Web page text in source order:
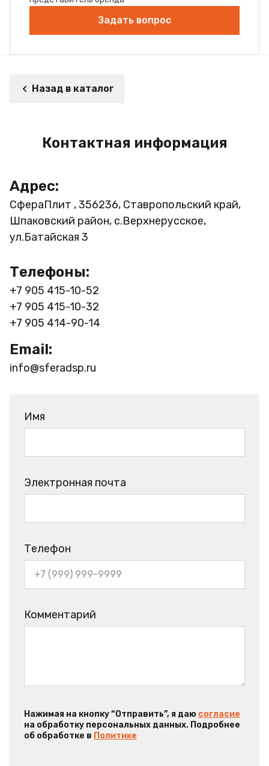
Задать вопрос
Назад в каталог
Контактная информация
Адрес:
СфераПлит , 356236, Ставропольский край,
Шпаковский район, с.Верхнерусское,
ул.Батайская 3
Телефоны:
+7 905 415-10-52
+7 905 415-10-32
+7 905 414-90-14
Email:
info@sferadsp.ru
Имя
Электронная почта
Телефон
Комментарий
Нажимая на кнопку “Отправить”, я даю согласие
на обработку персональных данных. Подробнее
об обработке в Политике